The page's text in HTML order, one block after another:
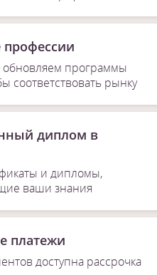
программы
соответствовать рынку
диплом в
и дипломы,
ваши знания
платежи
доступна рассрочка